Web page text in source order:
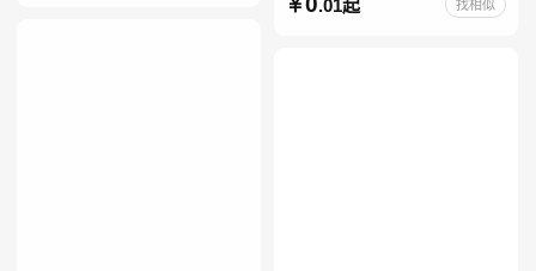
东北故事集群山之巅也是冬
.01起 找相似